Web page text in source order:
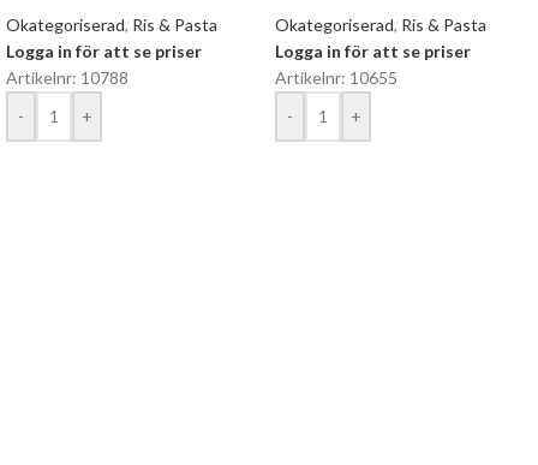
Okategoriserad, Ris & Pasta
Logga in för att se priser
Artikelnr: 10788
-
+
Okategoriserad, Ris & Pasta
Logga in för att se priser
Artikelnr: 10655
-
+